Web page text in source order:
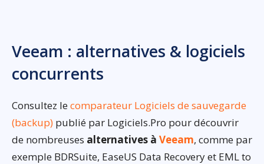
Veeam : alternatives & logiciels
concurrents
Consultez lecomparateur Logiciels de sauvegarde
(backup) publié par Logiciels.Pro pour découvrir
de nombreuses alternatives à Veeam, comme par
exemple BDRSuite, EaseUS Data Recovery et EML to